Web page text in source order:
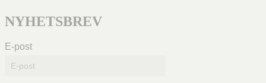
NYHETSBREV
E-post